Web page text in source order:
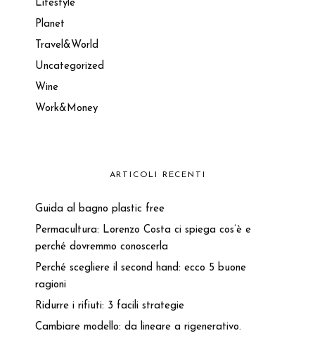
Lifestyle
Planet
Travel&World
Uncategorized
Wine
Work&Money
ARTICOLI RECENTI
Guida al bagno plastic free
Permacultura: Lorenzo Costa ci spiega cos’è e
perché dovremmo conoscerla
Perché scegliere il second hand: ecco 5 buone
ragioni
Ridurre i rifiuti: 3 facili strategie
Cambiare modello: da lineare a rigenerativo.